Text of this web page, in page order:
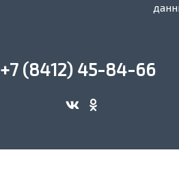
+7 (8412) 45-84-66